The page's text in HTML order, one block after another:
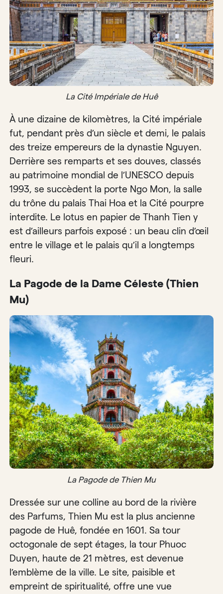
La Cité Impériale de Huê
À une dizaine de kilomètres, la Cité impériale
fut, pendant près d’un siècle et demi, le palais
des treize empereurs de la dynastie Nguyen.
Derrière ses remparts et ses douves, classés
au patrimoine mondial de l’UNESCO depuis
1993, se succèdent la porte Ngo Mon, la salle
du trône du palais Thai Hoa et la Cité pourpre
interdite. Le lotus en papier de Thanh Tien y
est d’ailleurs parfois exposé : un beau clin d’œil
entre le village et le palais qu’il a longtemps
fleuri.
La Pagode de la Dame Céleste (Thien
Mu)
La Pagode de Thien Mu
Dressée sur une colline au bord de la rivière
des Parfums, Thien Mu est la plus ancienne
pagode de Huê, fondée en 1601. Sa tour
octogonale de sept étages, la tour Phuoc
Duyen, haute de 21 mètres, est devenue
l’emblème de la ville. Le site, paisible et
empreint de spiritualité, offre une vue